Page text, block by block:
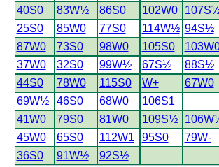
40S0
83W½ 86S0 102W0
25S0
85W0 77S0 114W½ 94S½
87W0
73S0 98W0 105S0
37W0
32S0 99W½ 67S½ 88S½
44S0
78W0 115S0 W+ 67W0
69W½
46S0 68W0
106S1
41W0
79S0 81W0 109S½
45W0
65S0 112W1 95S0 79W-
36S0
91W½ 92S½